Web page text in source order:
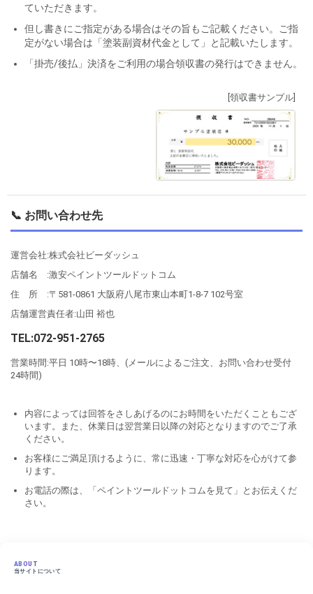
ていただきます。
但し書きにご指定がある場合はその旨もご記載ください。ご指
定がない場合は「塗装副資材代金として」と記載いたします。
「掛売/後払」決済をご利用の場合領収書の発行はできません。
[領収書サンプル]
📞 お問い合わせ先
運営会社:株式会社ビーダッシュ
店舗名 :激安ペイントツールドットコム
住 所 :〒581-0861 大阪府八尾市東山本町1-8-7 102号室
店舗運営責任者:山田 裕也
TEL:072-951-2765
営業時間:平日 10時〜18時、(メールによるご注文、お問い合わせ受付
24時間)
内容によっては回答をさしあげるのにお時間をいただくこともござ
います。また、休業日は翌営業日以降の対応となりますのでご了承
ください。
お客様にご満足頂けるように、常に迅速・丁寧な対応を心がけて参
ります。
お電話の際は、「ペイントツールドットコムを見て」とお伝えくだ
さい。
ABOUT
当サイトについて